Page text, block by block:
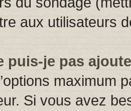
aux utilisateurs
puis-je pas
maximum
Si vous avez